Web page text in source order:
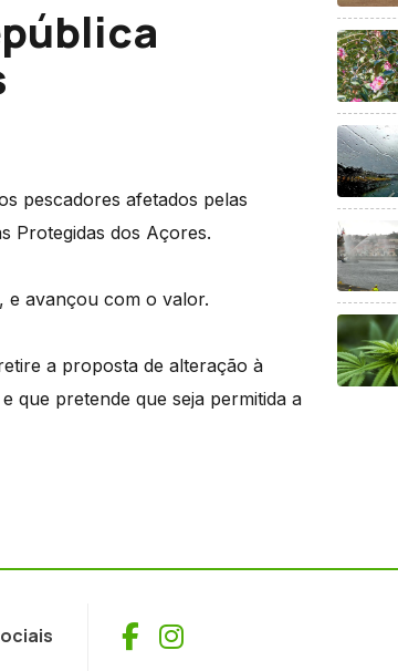
pescadores afetados pelas
Protegidas dos Açores.
e avançou com o valor.
a proposta de alteração à
que pretende que seja permitida a
Facebook
Instagram